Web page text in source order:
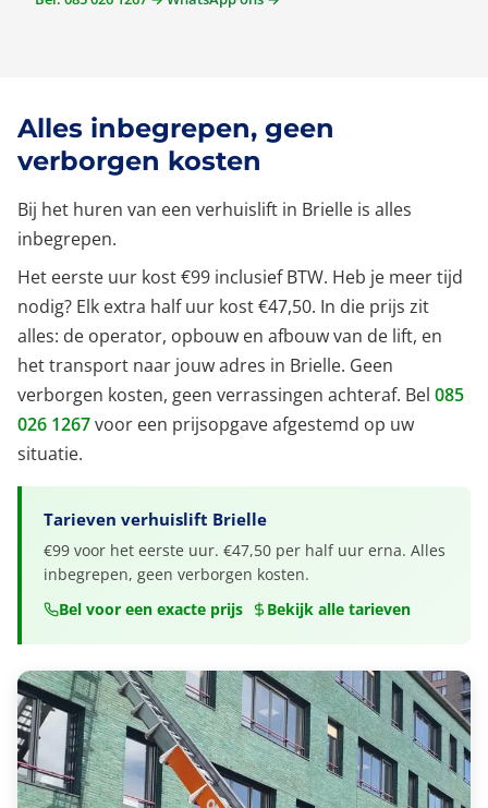
Alles inbegrepen, geen
verborgen kosten
Bij het huren van een verhuislift in Brielle is alles
inbegrepen.
Het eerste uur kost €99 inclusief BTW. Heb je meer tijd
nodig? Elk extra half uur kost €47,50. In die prijs zit
alles: de operator, opbouw en afbouw van de lift, en
het transport naar jouw adres in Brielle. Geen
verborgen kosten, geen verrassingen achteraf. Bel 085
026 1267voor een prijsopgave afgestemd op uw
situatie.
Tarieven verhuislift Brielle
€99 voor het eerste uur. €47,50 per half uur erna. Alles
inbegrepen, geen verborgen kosten.
Bel voor een exacte prijs
Bekijk alle tarieven